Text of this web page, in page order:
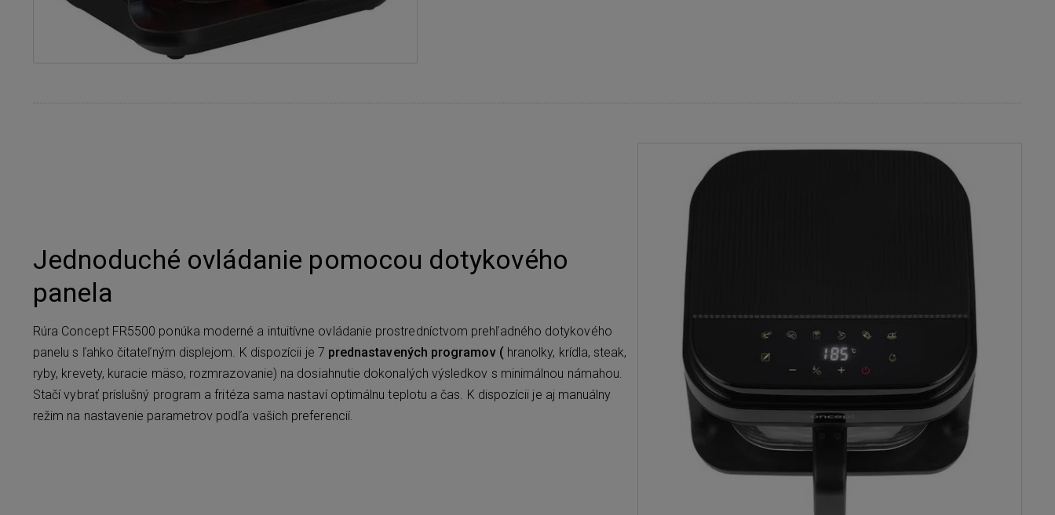
Jednoduché ovládanie pomocou dotykového
panela
Rúra Concept FR5500 ponúka moderné a intuitívne ovládanie prostredníctvom prehľadného dotykového
panelu s ľahko čitateľným displejom. K dispozícii je 7 prednastavených programov (hranolky, krídla, steak,
ryby, krevety, kuracie mäso, rozmrazovanie) na dosiahnutie dokonalých výsledkov s minimálnou námahou.
Stačí vybrať príslušný program a fritéza sama nastaví optimálnu teplotu a čas. K dispozícii je aj manuálny
režim na nastavenie parametrov podľa vašich preferencií.